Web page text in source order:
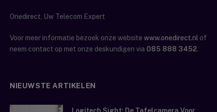
Onedirect, Uw Telecom Expert
Voor meer informatie bezoek onze website www.onedirect.nl of
neem contact op met onze deskundigen via 085 888 3452.
NIEUWSTE ARTIKELEN